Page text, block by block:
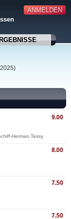
ANMELDEN
9.00
Herman,Tessy
8.00
7.50
7.50